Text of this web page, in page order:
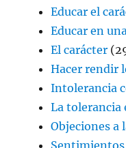
Educar el
Educar en
El carácter
Hacer rendir
Intolerancia
La tolerancia
Objeciones a